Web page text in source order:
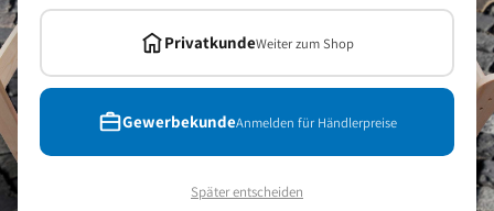
PrivatkundeWeiter zum Shop
GewerbekundeAnmelden für Händlerpreise
Später entscheiden